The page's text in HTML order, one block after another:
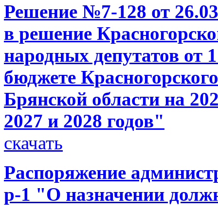
Решение №7-128 от
в решение
народных депутатов от
бюджете
Брянской области на
2027 и 2028 годов"
скачать
Распоряжение
р-1 "О назначении